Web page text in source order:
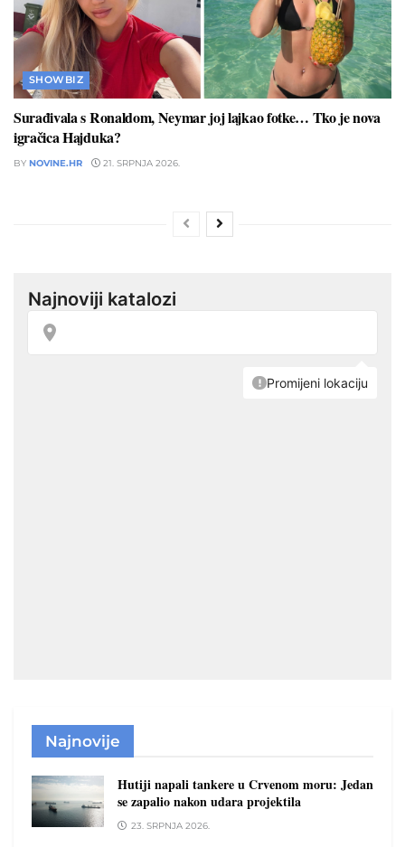
SHOWBIZ
Surađivala s Ronaldom, Neymar joj lajkao fotke… Tko je nova
igračica Hajduka?
BY NOVINE.HR 21. SRPNJA 2026.
Najnovije
Hutiji napali tankere u Crvenom moru: Jedan
se zapalio nakon udara projektila
23. SRPNJA 2026.